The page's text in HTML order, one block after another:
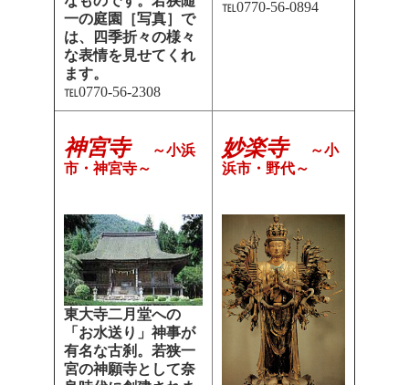
一の庭園［写真］で
は、四季折々の様々
な表情を見せてくれ
ます。
℡0770-56-2308
℡0770-56-0894
神宮寺
～小浜
市・神宮寺～
東大寺二月堂への
「お水送り」神事が
有名な古刹。若狭一
宮の神願寺として奈
妙楽寺
～小
浜市・野代～